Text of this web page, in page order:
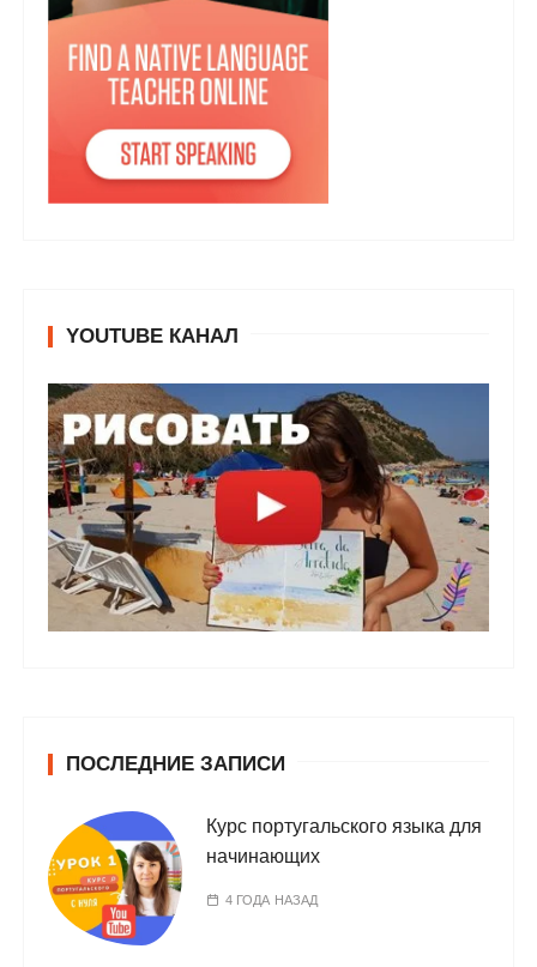
YOUTUBE КАНАЛ
ПОСЛЕДНИЕ ЗАПИСИ
Курс португальского языка для
начинающих
4 ГОДА НАЗАД